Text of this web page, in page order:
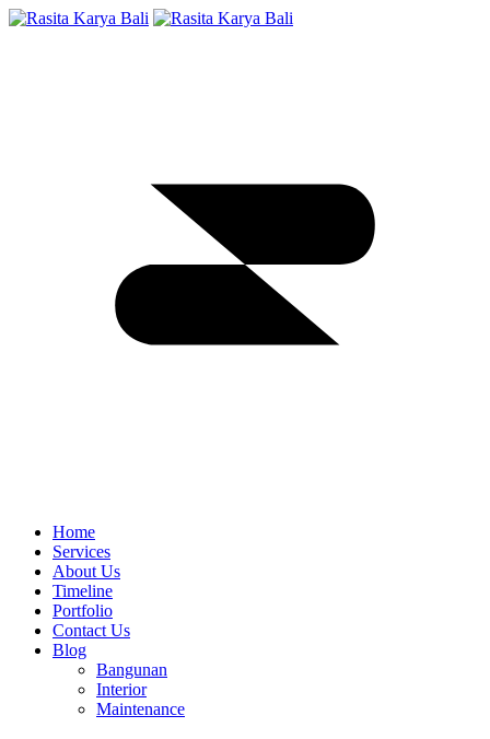
Home
Services
About Us
Timeline
Portfolio
Contact Us
Blog
Bangunan
Interior
Maintenance